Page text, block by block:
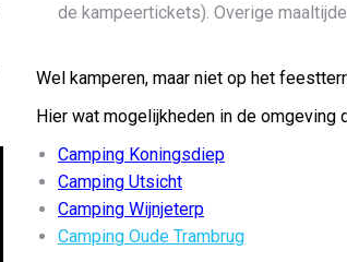
de kampeertickets). Overige
Wel kamperen, maar niet op het
Hier wat mogelijkheden in de omgeving
Camping Koningsdiep
Camping Utsicht
Camping Wijnjeterp
Camping Oude Trambrug